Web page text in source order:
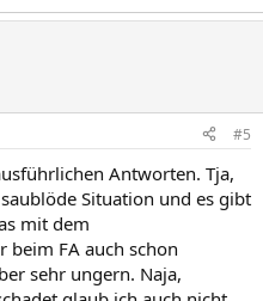
#5
Antworten. Tja,
Situation und es gibt
mit dem
beim FA auch schon
sehr ungern. Naja,